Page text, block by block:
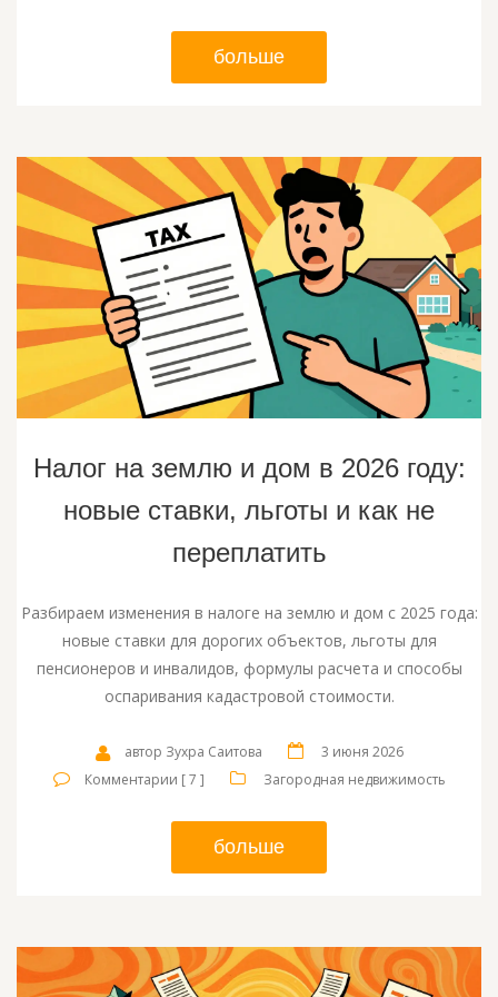
больше
Налог на землю и дом в 2026 году:
новые ставки, льготы и как не
переплатить
Разбираем изменения в налоге на землю и дом с 2025 года:
новые ставки для дорогих объектов, льготы для
пенсионеров и инвалидов, формулы расчета и способы
оспаривания кадастровой стоимости.
автор Зухра Саитова
3 июня 2026
Комментарии [ 7 ]
Загородная недвижимость
больше